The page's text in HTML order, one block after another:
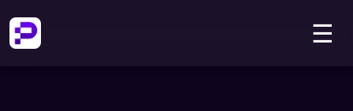
☰